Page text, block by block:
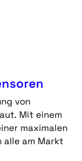
von
Mit einem
maximalen
alle am Markt